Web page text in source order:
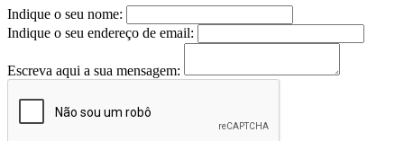
Indique o seu nome:
Indique o seu endereço de email:
Escreva aqui a sua mensagem: